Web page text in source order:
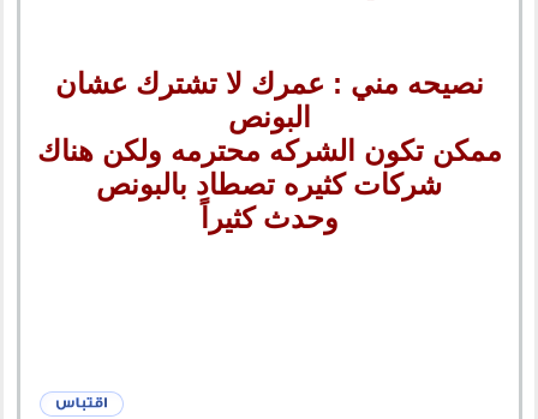
نصيحه مني : عمرك لا تشترك عشان
البونص
ممكن تكون الشركه محترمه ولكن هناك
شركات كثيره تصطاد بالبونص
وحدث كثيراً